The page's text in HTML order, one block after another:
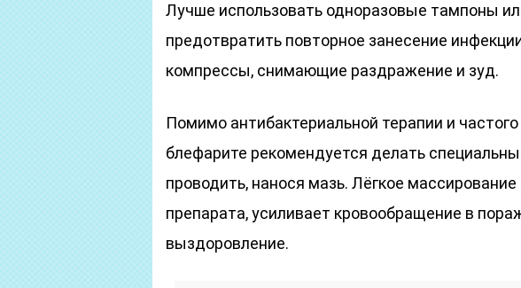
Лучше использовать одноразовые тампоны
предотвратить повторное занесение
компрессы, снимающие раздражение и зуд.
Помимо антибактериальной терапии и
блефарите рекомендуется делать
проводить, нанося мазь. Лёгкое
препарата, усиливает кровообращение в
выздоровление.